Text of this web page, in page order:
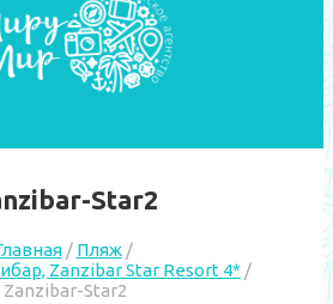
Star2
Пляж
Zanzibar Star Resort 4*
Zanzibar-Star2